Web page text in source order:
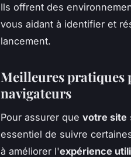
Ils offrent des
vous aidant à identifier et
lancement.
Meilleures
navigateurs
Pour assurer que votre site
essentiel de suivre
à améliorer l'expérience